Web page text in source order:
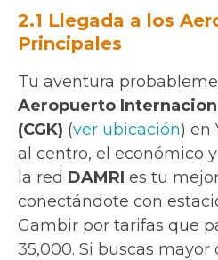
2.1 Llegada a los
Principales
Tu aventura
Aeropuerto
(CGK) (ver ubicación) en
al centro, el económico
la red DAMRI es tu
conectándote con
Gambir por tarifas que
35,000. Si buscas mayor